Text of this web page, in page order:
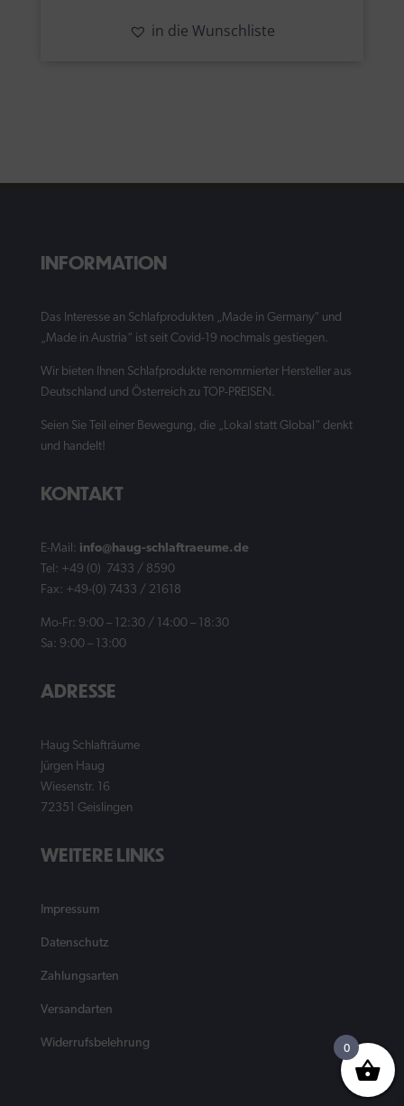
in die Wunschliste
INFORMATION
Das Interesse an Schlafprodukten „Made in Germany“ und
„Made in Austria“ ist seit Covid-19 nochmals gestiegen.
Wir bieten Ihnen Schlafprodukte renommierter Hersteller aus
Deutschland und Österreich zu TOP-PREISEN.
Seien Sie Teil einer Bewegung, die „Lokal statt Global“ denkt
und handelt!
KONTAKT
E-Mail: info@haug-schlaftraeume.de
Tel: +49 (0) 7433 / 8590
Fax: +49-(0) 7433 / 21618
Mo-Fr: 9:00 – 12:30 / 14:00 – 18:30
Sa: 9:00 – 13:00
ADRESSE
Haug Schlafträume
Jürgen Haug
Wiesenstr. 16
72351 Geislingen
WEITERE LINKS
Impressum
Datenschutz
Zahlungsarten
Versandarten
Widerrufsbelehrung 0